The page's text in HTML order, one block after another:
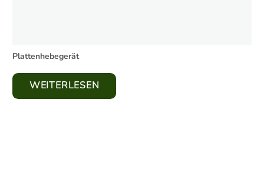
Plattenhebegerät
WEITERLESEN